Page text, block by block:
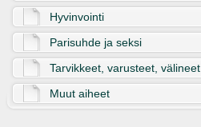
Hyvinvointi
Parisuhde ja seksi
Tarvikkeet, varusteet, välineet
Muut aiheet